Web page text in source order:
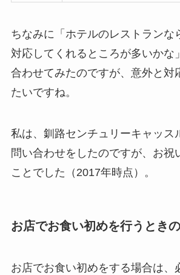
ちなみに「ホテルのレストランな
対応してくれるところが多いかな
合わせてみたのですが、意外と対
たいですね。
私は、釧路センチュリーキャッス
問い合わせをしたのですが、お祝
ことでした（2017年時点）。
お店でお食い初めを行うとき
お店でお食い初めをする場合は、